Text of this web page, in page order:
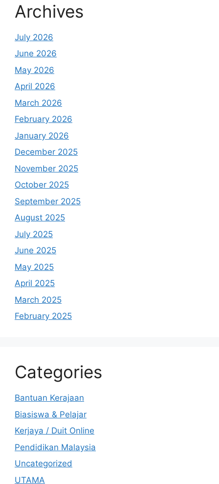
Archives
July 2026
June 2026
May 2026
April 2026
March 2026
February 2026
January 2026
December 2025
November 2025
October 2025
September 2025
August 2025
July 2025
June 2025
May 2025
April 2025
March 2025
February 2025
Categories
Bantuan Kerajaan
Biasiswa & Pelajar
Kerjaya / Duit Online
Pendidikan Malaysia
Uncategorized
UTAMA